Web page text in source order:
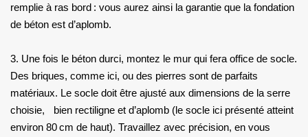
remplie à ras bord : vous aurez ainsi la garantie que la fondation
de béton est d’aplomb.
3. Une fois le béton durci, montez le mur qui fera office de socle.
Des briques, comme ici, ou des pierres sont de parfaits
matériaux. Le socle doit être ajusté aux dimensions de la serre
choisie, bien rectiligne et d’aplomb (le socle ici présenté atteint
environ 80 cm de haut). Travaillez avec précision, en vous